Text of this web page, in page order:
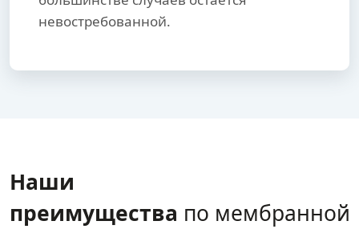
невостребованной.
Наши
преимущества по мембранной